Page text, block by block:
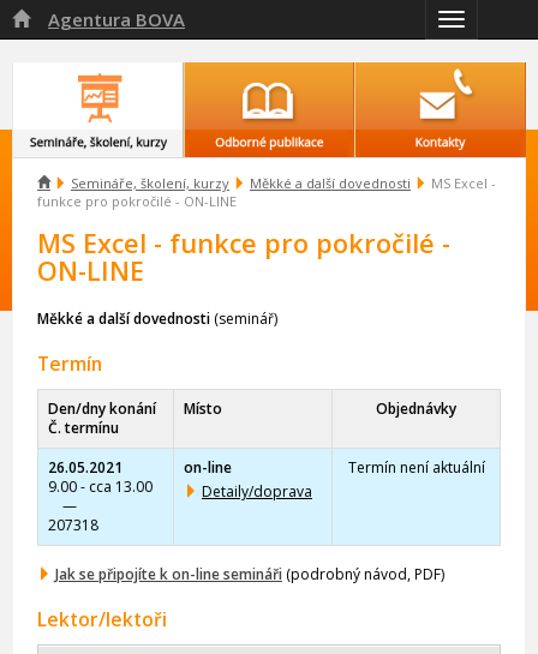
Přepnout
navigaci
 Agentura BOVA
 Semináře, školení, kurzy Měkké a další dovednosti
MS Excel -
funkce pro pokročilé - ON-LINE
MS Excel - funkce pro pokročilé -
ON-LINE
Měkké a další dovednosti (seminář)
Termín
Den/dny konání
Č. termínu
Místo Objednávky
26.05.2021
9.00 - cca 13.00
—
207318
on-line
Detaily/doprava
Termín není aktuální
Jak se připojíte k on-line semináři (podrobný návod, PDF)
Lektor/lektoři